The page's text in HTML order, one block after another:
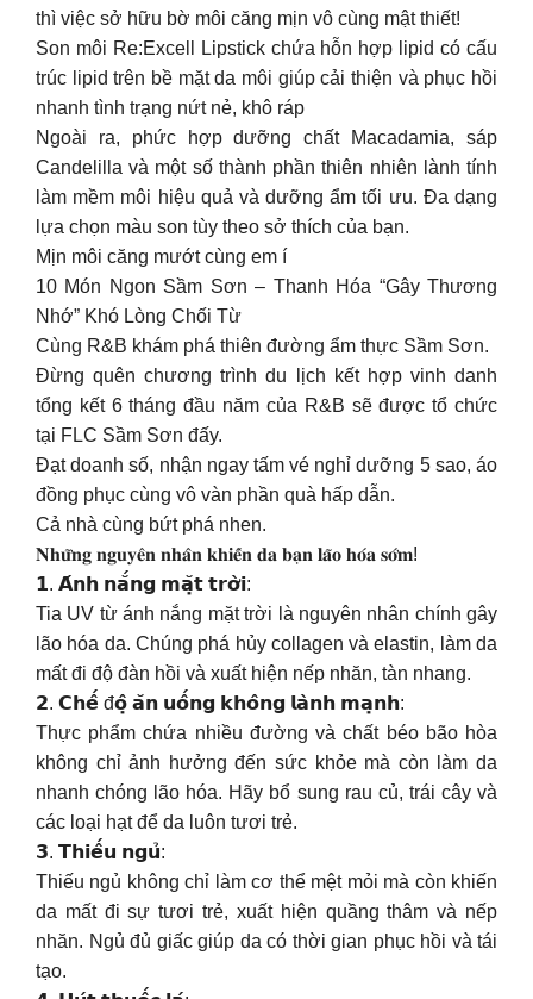
thì việc sở hữu bờ môi căng mịn vô cùng mật thiết!
Son môi Re:Excell Lipstick chứa hỗn hợp lipid có cấu
trúc lipid trên bề mặt da môi giúp cải thiện và phục hồi
nhanh tình trạng nứt nẻ, khô ráp
Ngoài ra, phức hợp dưỡng chất Macadamia, sáp
Candelilla và một số thành phần thiên nhiên lành tính
làm mềm môi hiệu quả và dưỡng ẩm tối ưu. Đa dạng
lựa chọn màu son tùy theo sở thích của bạn.
Mịn môi căng mướt cùng em í
10 Món Ngon Sầm Sơn – Thanh Hóa “Gây Thương
Nhớ” Khó Lòng Chối Từ
Cùng R&B khám phá thiên đường ẩm thực Sầm Sơn.
Đừng quên chương trình du lịch kết hợp vinh danh
tổng kết 6 tháng đầu năm của R&B sẽ được tổ chức
tại FLC Sầm Sơn đấy.
Đạt doanh số, nhận ngay tấm vé nghỉ dưỡng 5 sao, áo
đồng phục cùng vô vàn phần quà hấp dẫn.
Cả nhà cùng bứt phá nhen.
𝐍𝐡𝐮̛̃𝐧𝐠 𝐧𝐠𝐮𝐲𝐞̂𝐧 𝐧𝐡𝐚̂𝐧 𝐤𝐡𝐢𝐞̂́𝐧 𝐝𝐚 𝐛𝐚̣𝐧 𝐥𝐚̃𝐨 𝐡𝐨́𝐚 𝐬𝐨̛́𝐦!
𝟭. 𝗔́𝗻𝗵 𝗻𝗮̆́𝗻𝗴 𝗺𝗮̣̆𝘁 𝘁𝗿𝗼̛̀𝗶:
Tia UV từ ánh nắng mặt trời là nguyên nhân chính gây
lão hóa da. Chúng phá hủy collagen và elastin, làm da
mất đi độ đàn hồi và xuất hiện nếp nhăn, tàn nhang.
𝟮. 𝗖𝗵𝗲̂́ đ𝗼̣̂ 𝗮̆𝗻 𝘂𝗼̂́𝗻𝗴 𝗸𝗵𝗼̂𝗻𝗴 𝗹𝗮̀𝗻𝗵 𝗺𝗮̣𝗻𝗵:
Thực phẩm chứa nhiều đường và chất béo bão hòa
không chỉ ảnh hưởng đến sức khỏe mà còn làm da
nhanh chóng lão hóa. Hãy bổ sung rau củ, trái cây và
các loại hạt để da luôn tươi trẻ.
𝟯. 𝗧𝗵𝗶𝗲̂́𝘂 𝗻𝗴𝘂̉:
Thiếu ngủ không chỉ làm cơ thể mệt mỏi mà còn khiến
da mất đi sự tươi trẻ, xuất hiện quầng thâm và nếp
nhăn. Ngủ đủ giấc giúp da có thời gian phục hồi và tái
tạo.